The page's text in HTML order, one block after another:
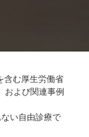
含む厚生労働省
および関連事例
い自由診療で